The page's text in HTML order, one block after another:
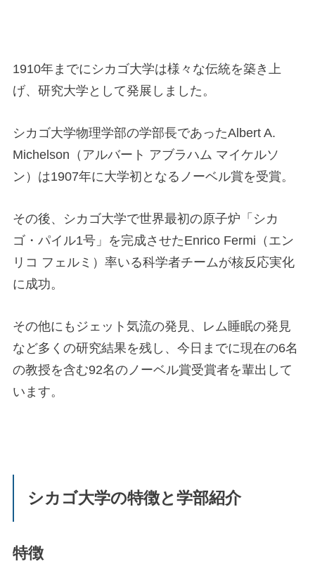
1910年までにシカゴ大学は様々な伝統を築き上
げ、研究大学として発展しました。
シカゴ大学物理学部の学部長であったAlbert A.
Michelson（アルバート アブラハム マイケルソ
ン）は1907年に大学初となるノーベル賞を受賞。
その後、シカゴ大学で世界最初の原子炉「シカ
ゴ・パイル1号」を完成させたEnrico Fermi（エン
リコ フェルミ）率いる科学者チームが核反応実化
に成功。
その他にもジェット気流の発見、レム睡眠の発見
など多くの研究結果を残し、今日までに現在の6名
の教授を含む92名のノーベル賞受賞者を輩出して
います。
シカゴ大学の特徴と学部紹介
特徴